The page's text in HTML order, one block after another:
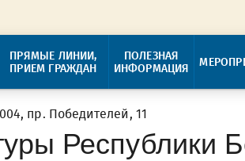
ПРЯМЫЕ ЛИНИИ,
ПРИЕМ ГРАЖДАН
ПОЛЕЗНАЯ
ИНФОРМАЦИЯ
пр. Победителей, 11
Республики